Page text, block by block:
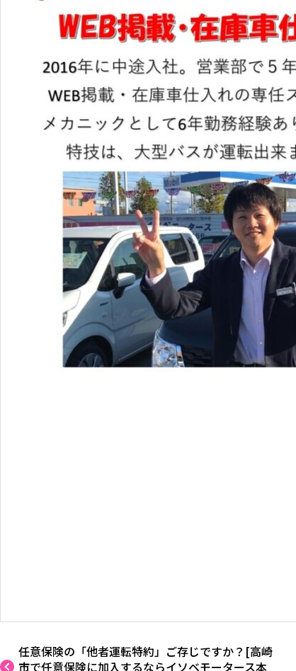
任意保険の「他者運転特約」ご存じですか？[高崎
市で任意保険に加入するならイソベモータース本